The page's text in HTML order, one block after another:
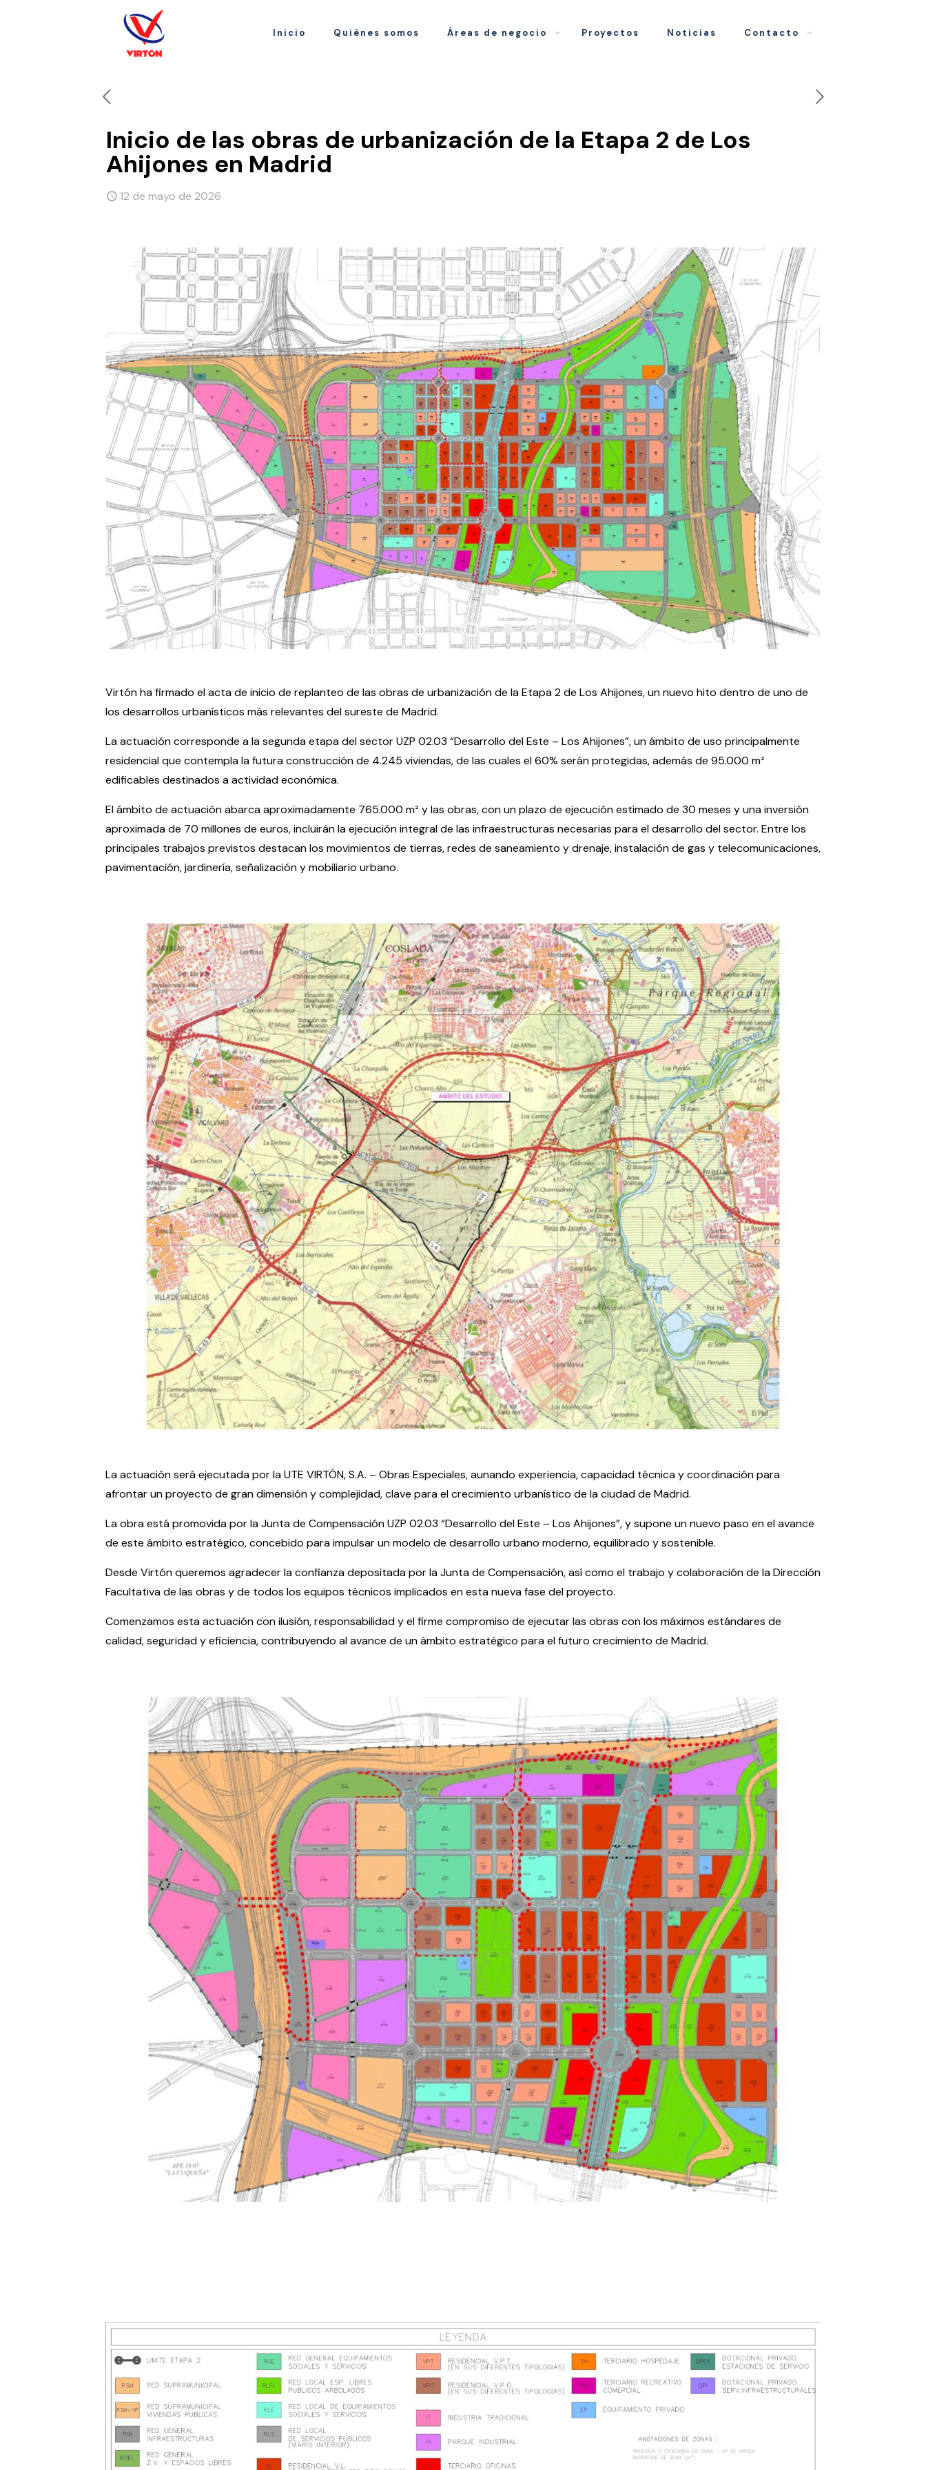
Inicio Quiénes somos Áreas de negocio Proyectos Noticias Contacto
Inicio de las obras de urbanización de la Etapa 2 de Los
Ahijones en Madrid
12 de mayo de 2026
Virtón ha firmado el acta de inicio de replanteo de las obras de urbanización de la Etapa 2 de Los Ahijones, un nuevo hito dentro de uno de
los desarrollos urbanísticos más relevantes del sureste de Madrid.
La actuación corresponde a la segunda etapa del sector UZP 02.03 “Desarrollo del Este – Los Ahijones”, un ámbito de uso principalmente
residencial que contempla la futura construcción de 4.245 viviendas, de las cuales el 60% serán protegidas, además de 95.000 m²
edificables destinados a actividad económica.
El ámbito de actuación abarca aproximadamente 765.000 m² y las obras, con un plazo de ejecución estimado de 30 meses y una inversión
aproximada de 70 millones de euros, incluirán la ejecución integral de las infraestructuras necesarias para el desarrollo del sector. Entre los
principales trabajos previstos destacan los movimientos de tierras, redes de saneamiento y drenaje, instalación de gas y telecomunicaciones,
pavimentación, jardinería, señalización y mobiliario urbano.
La actuación será ejecutada por la UTE VIRTÓN, S.A. – Obras Especiales, aunando experiencia, capacidad técnica y coordinación para
afrontar un proyecto de gran dimensión y complejidad, clave para el crecimiento urbanístico de la ciudad de Madrid.
La obra está promovida por la Junta de Compensación UZP 02.03 “Desarrollo del Este – Los Ahijones”, y supone un nuevo paso en el avance
de este ámbito estratégico, concebido para impulsar un modelo de desarrollo urbano moderno, equilibrado y sostenible.
Desde Virtón queremos agradecer la confianza depositada por la Junta de Compensación, así como el trabajo y colaboración de la Dirección
Facultativa de las obras y de todos los equipos técnicos implicados en esta nueva fase del proyecto.
Comenzamos esta actuación con ilusión, responsabilidad y el firme compromiso de ejecutar las obras con los máximos estándares de
calidad, seguridad y eficiencia, contribuyendo al avance de un ámbito estratégico para el futuro crecimiento de Madrid.